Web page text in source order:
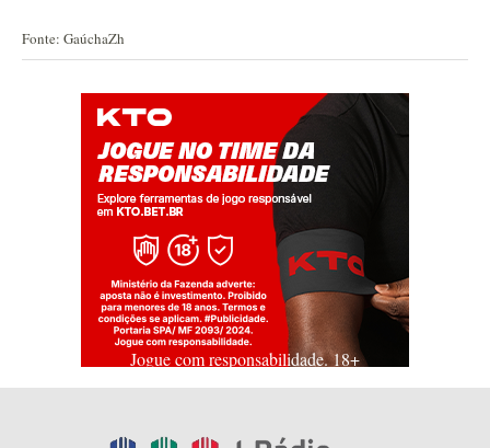
Fonte: GaúchaZh
Jogue com responsabilidade. 18+